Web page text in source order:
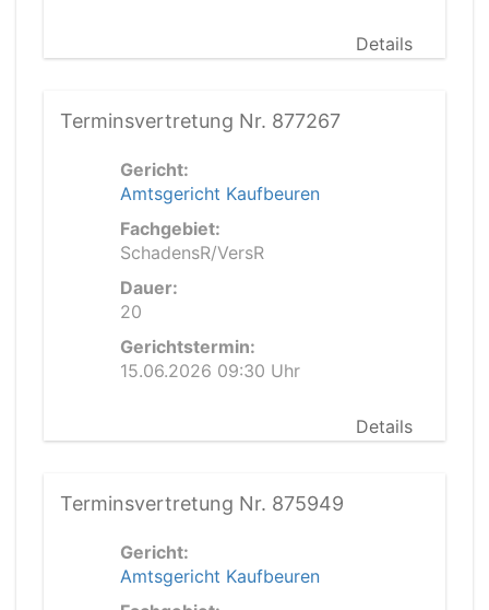
Details
Terminsvertretung Nr. 877267
Gericht:
Amtsgericht Kaufbeuren
Fachgebiet:
SchadensR/VersR
Dauer:
20
Gerichtstermin:
15.06.2026 09:30 Uhr
Details
Terminsvertretung Nr. 875949
Gericht:
Amtsgericht Kaufbeuren